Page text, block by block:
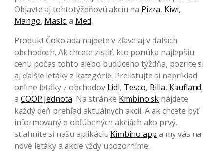
Objavte aj tohtotýždňovú akciu na Pizza, Kiwi,
Mango, Maslo a Med.
Produkt Čokoláda nájdete v zľave aj v ďalších
obchodoch. Ak chcete zistiť, kto ponúka najlepšiu
cenu počas tohto alebo budúceho týždňa, pozrite si
aj ďalšie letáky z kategórie. Prelistujte si napríklad
online letáky z obchodov Lidl, Tesco, Billa, Kaufland
a COOP Jednota. Na stránke Kimbino.sk nájdete
každý deň prehľad aktuálnych akcií. A ak chcete byť
informovaný o obľúbených akciách ako prvý,
stiahnite si našu aplikáciu Kimbino app a my vás na
nové letáky a akcie vždy upozorníme.